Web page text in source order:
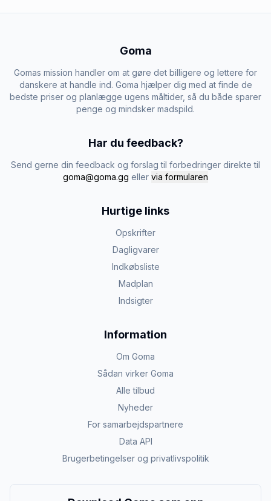
Goma
Gomas mission handler om at gøre det billigere og lettere for
danskere at handle ind. Goma hjælper dig med at finde de
bedste priser og planlægge ugens måltider, så du både sparer
penge og mindsker madspild.
Har du feedback?
Send gerne din feedback og forslag til forbedringer direkte til
goma@goma.gg eller via formularen
Hurtige links
Opskrifter
Dagligvarer
Indkøbsliste
Madplan
Indsigter
Information
Om Goma
Sådan virker Goma
Alle tilbud
Nyheder
For samarbejdspartnere
Data API
Brugerbetingelser og privatlivspolitik